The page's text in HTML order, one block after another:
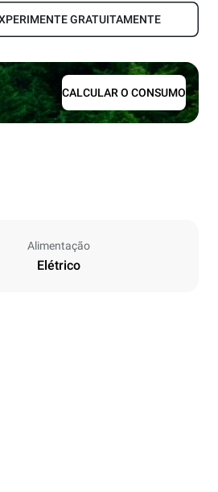
GRATUITAMENTE
CALCULAR O CONSUMO
Alimentação
Elétrico